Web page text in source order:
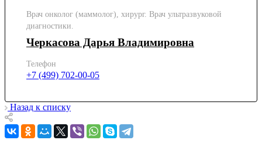
Врач онколог (маммолог), хирург. Врач ультразвуковой
диагностики.
Черкасова Дарья Владимировна
Телефон
+7 (499) 702-00-05
Назад к списку